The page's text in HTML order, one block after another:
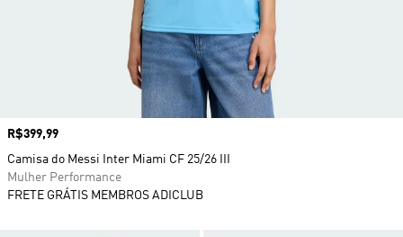
Preço
R$399,99
Camisa do Messi Inter Miami CF 25/26 III
Mulher Performance
FRETE GRÁTIS MEMBROS ADICLUB